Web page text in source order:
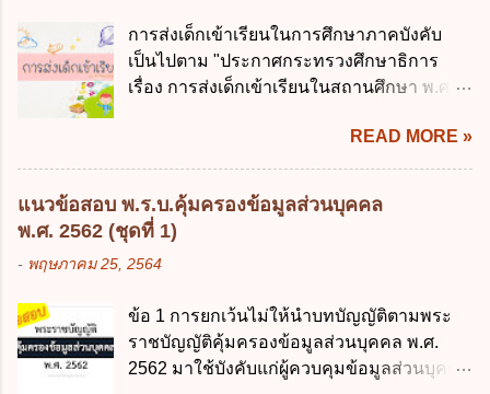
ปานกลางที่คณะรัฐมนตรีเห็นชอบแล้วไปใช้
ประกอบการพิจารณาในเรื่องต่อไปนี้ ยกเว้น
ข้อใด ก. การจัดเก็บหรือหารายได้ ข. การ
ดังต่อไปนี้ ยกเว้น ข้อใด ก. ให้มีการใช้ระบบ
ดิจิทัลอย่างคุ้มค่าและเต็มศักยภาพ ข. พัฒนา
โครงสร้างพื้นฐานด้านดิจิทัลที่จำเป็นให้เป็นไป
เครือข่ายดิจิทัล ง. เพิ่มประสิทธิภาคในการใช้
จ่ายงบประมาณให้เกิดความคุ้มค่าและเป็นไป
ตามเป้าหมาย ข้อ 3 ข้อใดกล่าวได้ถูกต้องที่สุด
เกี่ยวกับ "แผนพัฒนารัฐบาลดิจิทัล" ก. เป็นธร
รับผิดชอบในการบริหารจัดการข้อมูลของ
หน่วยงานของรัฐ ง. กำหนดกรอบและทิศทาง
การบริหารงานภาครัฐและการจัดทำบริการ
สาธารณะในรูปแบบดิจิทัล ข้อ 4 กรรมการ
การส่งเด็กเข้าเรียนในการศึกษาภาคบังคับ
เป็นไปตาม "ประกาศกระทรวงศึกษาธิการ
เรื่อง การส่งเด็กเข้าเรียนในสถานศึกษา พ.ศ.
เรื่อง หลักเกณฑ์และวิธีการปฏิบัติสำหรับผู้ที่
มิใช่ผู้ปกครองซึ่งมีเด็กที่มีอายุในเกณฑ์การ
ศึกษาภาคบังคับอาศัยอยู่" ออกตามความใน
พระราชบัญญัติการศึกษาภาคบังคับ พ.ศ.
2545 ซึ่งเป็นกฎหมายที่มีโทษทางอาญา โดย
มีสาระสำคัญดังนี้ 1. คำว่า "เด็ก" หมายถึง เด็ก
เว้นแต่เด็กที่สอบได้ชั้นปีที่ 9 ของการศึกษา
ภาคบังคับแล้ว 2. ผู้ปกครอง คือ 2.1 บิดา
มารดา 2.2 บิดาหรือมารดา ซึ่งเป็นผู้ใช้
READ MORE »
แนวข้อสอบ พ.ร.บ.คุ้มครองข้อมูลส่วนบุคคล
พ.ศ. 2562 (ชุดที่ 1)
- พฤษภาคม 25, 2564
ข้อ 1 การยกเว้นไม่ให้นำบทบัญญัติตามพระ
ราชบัญญัติคุ้มครองข้อมูลส่วนบุคคล พ.ศ.
2562 มาใช้บังคับแก่ผู้ควบคุมข้อมูลส่วนบุคคล